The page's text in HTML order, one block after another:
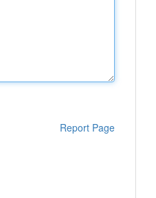
Report Page